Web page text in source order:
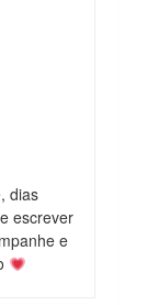
dias
escrever
e